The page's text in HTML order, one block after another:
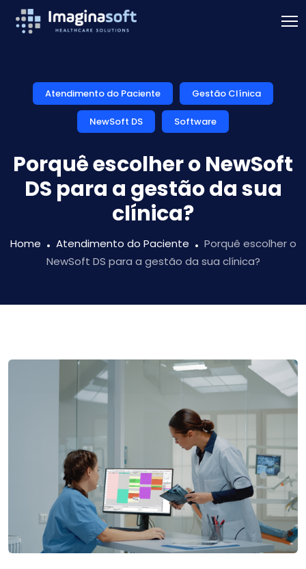
Atendimento do Paciente Gestão Clínica
NewSoft DS Software
Porquê escolher o NewSoft
DS para a gestão da sua
clínica?
Home Atendimento do Paciente
Porquê escolher o
NewSoft DS para a gestão da sua clínica?